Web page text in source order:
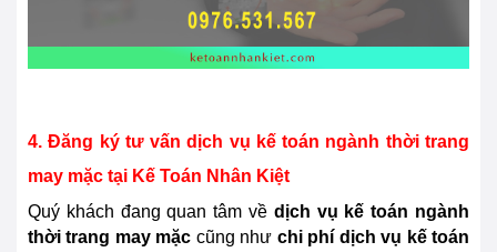
4. Đăng ký tư vấn dịch vụ kế toán ngành thời trang
may mặc tại Kế Toán Nhân Kiệt
Quý khách đang quan tâm về dịch vụ kế toán ngành
thời trang may mặc cũng như chi phí dịch vụ kế toán